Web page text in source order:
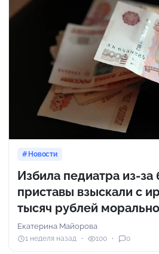
Новости
Избила педиатра из-за
приставы взыскали с
тысяч рублей
Екатерина Майорова
1 неделя назад 100 0